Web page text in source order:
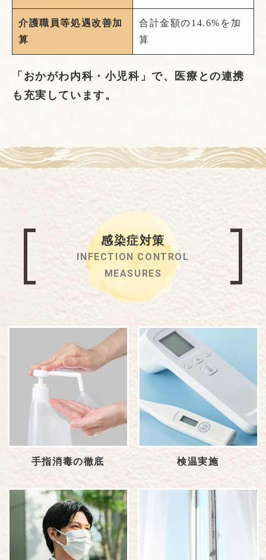
介護職員等処遇改善加
算
合計金額の14.6%を加
算
「おかがわ内科・小児科」で、医療との連携
も充実しています。
感染症対策
INFECTION CONTROL
MEASURES
手指消毒の徹底 検温実施